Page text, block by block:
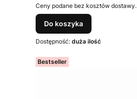
Ceny podane bez kosztów dostawy.
Do koszyka
Dostępność: duża ilość
Bestseller